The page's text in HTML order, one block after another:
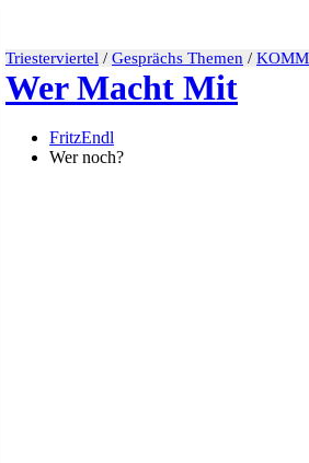
Triesterviertel / Gesprächs Themen /
Wer Macht Mit
FritzEndl
Wer noch?